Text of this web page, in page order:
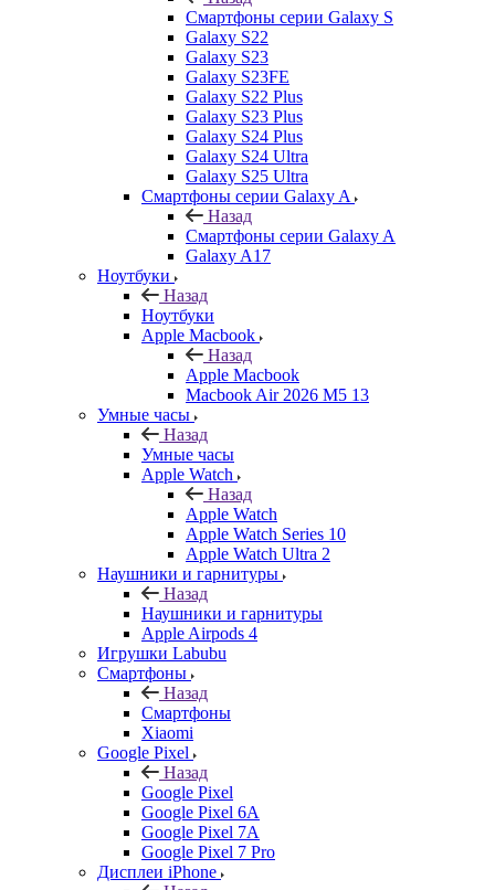
Смартфоны серии Galaxy S
Galaxy S22
Galaxy S23
Galaxy S23FE
Galaxy S22 Plus
Galaxy S23 Plus
Galaxy S24 Plus
Galaxy S24 Ultra
Galaxy S25 Ultra
Смартфоны серии Galaxy A
Назад
Смартфоны серии Galaxy A
Galaxy A17
Ноутбуки
Назад
Ноутбуки
Apple Macbook
Назад
Apple Macbook
Macbook Air 2026 M5 13
Умные часы
Назад
Умные часы
Apple Watch
Назад
Apple Watch
Apple Watch Series 10
Apple Watch Ultra 2
Наушники и гарнитуры
Назад
Наушники и гарнитуры
Apple Airpods 4
Игрушки Labubu
Смартфоны
Назад
Смартфоны
Xiaomi
Google Pixel
Назад
Google Pixel
Google Pixel 6A
Google Pixel 7А
Google Pixel 7 Pro
Дисплеи iPhone